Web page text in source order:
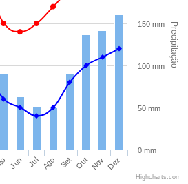
Precipitação
Jun Jul Ago Set Out Nov Dez
0 mm
50 mm
100 mm
150 mm
Highcharts.com